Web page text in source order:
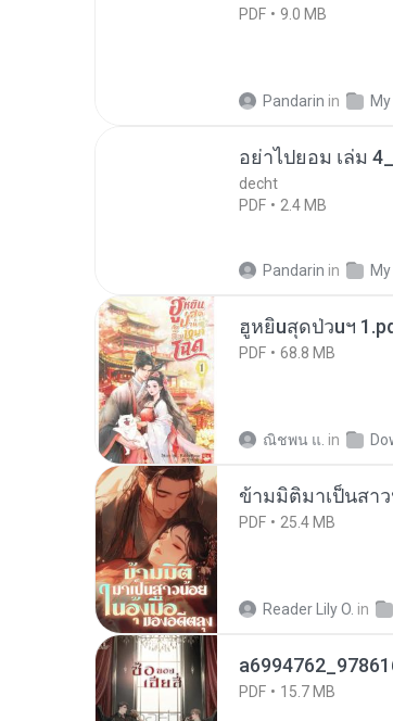
PDF 9.0 MB
Pandarin in
อย่าไปยอม เล่ม
decht
PDF
2.4 MB
Pandarin in
ฮูหยิuสุดป่วuฯ
PDF 68.8 MB
ณิชพน แ. in
ข้ามมิติมาเป็นสา
PDF 25.4 MB
Reader Lily O. in
PDF 15.7 MB